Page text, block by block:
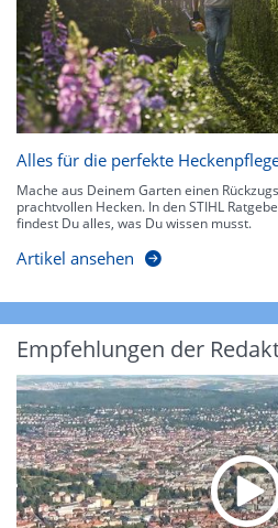
Alles für die perfekte
Mache aus Deinem Garten einen
prachtvollen Hecken. In den STIHL
findest Du alles, was Du wissen musst.
Artikel ansehen
Empfehlungen der